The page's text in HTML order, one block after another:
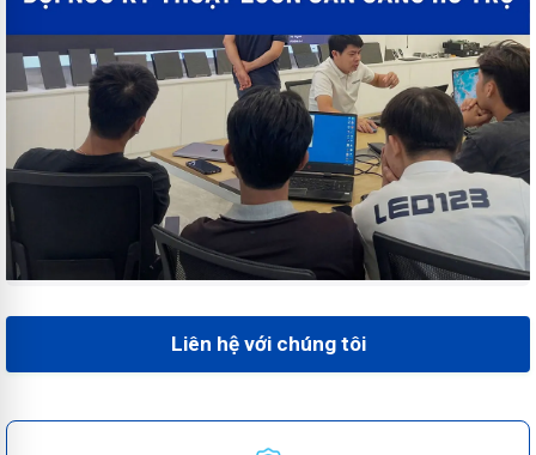
Liên hệ với chúng tôi